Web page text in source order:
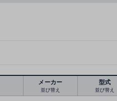
メーカー
並び替え
型式
並び替え